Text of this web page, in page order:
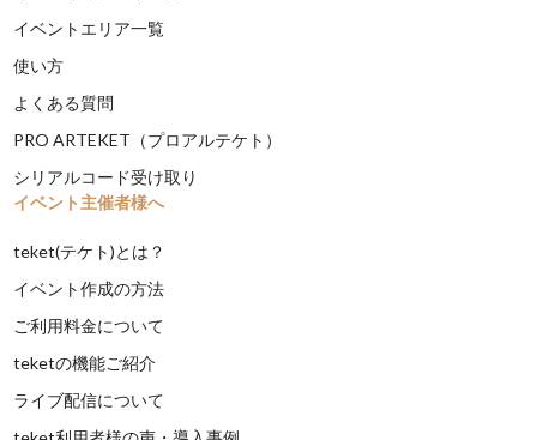
イベントエリア一覧
使い方
よくある質問
PRO ARTEKET（プロアルテケト）
シリアルコード受け取り
イベント主催者様へ
teket(テケト)とは？
イベント作成の方法
ご利用料金について
teketの機能ご紹介
ライブ配信について